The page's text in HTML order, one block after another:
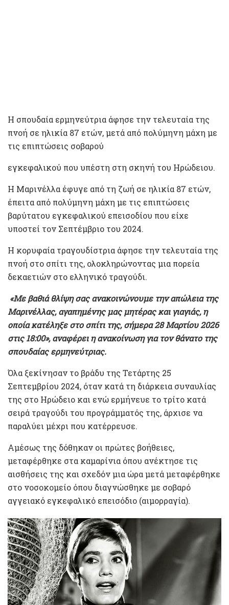
Η σπουδαία ερμηνεύτρια άφησε την τελευταία της
πνοή σε ηλικία 87 ετών, μετά από πολύμηνη μάχη με
τις επιπτώσεις σοβαρού
εγκεφαλικού που υπέστη στη σκηνή του Ηρώδειου.
Η Μαρινέλλα έφυγε από τη ζωή σε ηλικία 87 ετών,
έπειτα από πολύμηνη μάχη με τις επιπτώσεις
βαρύτατου εγκεφαλικού επεισοδίου που είχε
υποστεί τον Σεπτέμβριο του 2024.
Η κορυφαία τραγουδίστρια άφησε την τελευταία της
πνοή στο σπίτι της, ολοκληρώνοντας μια πορεία
δεκαετιών στο ελληνικό τραγούδι.
«Με βαθιά θλίψη σας ανακοινώνουμε την απώλεια της
Μαρινέλλας, αγαπημένης μας μητέρας και γιαγιάς, η
οποία κατέληξε στο σπίτι της, σήμερα 28 Μαρτίου 2026
στις 18:00», αναφέρει η ανακοίνωση για τον θάνατο της
σπουδαίας ερμηνεύτριας.
Όλα ξεκίνησαν το βράδυ της Τετάρτης 25
Σεπτεμβρίου 2024, όταν κατά τη διάρκεια συναυλίας
της στο Ηρώδειο και ενώ ερμήνευε το τρίτο κατά
σειρά τραγούδι του προγράμματός της, άρχισε να
παραλύει μέχρι που κατέρρευσε.
Αμέσως της δόθηκαν οι πρώτες βοήθειες,
μεταφέρθηκε στα καμαρίνια όπου ανέκτησε τις
αισθήσεις της και σχεδόν μια ώρα μετά μεταφέρθηκε
στο νοσοκομείο όπου διαγνώσθηκε με σοβαρό
αγγειακό εγκεφαλικό επεισόδιο (αιμορραγία).